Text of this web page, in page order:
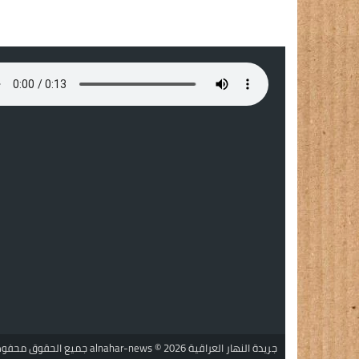
جريدة النهار العراقية alnahar-news© 2026 جميع الحقوق محفوظة.